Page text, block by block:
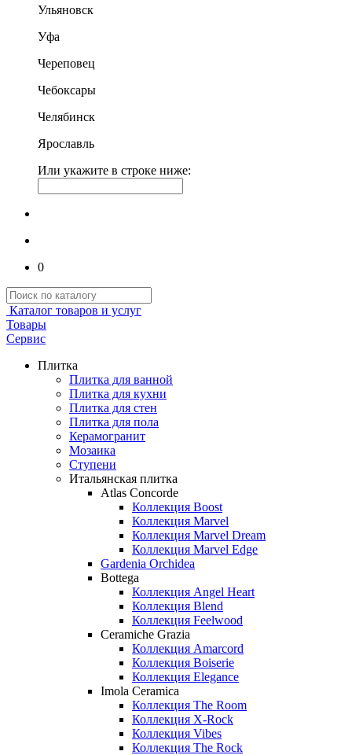
Ульяновск
Уфа
Череповец
Чебоксары
Челябинск
Ярославль
Или укажите в строке ниже:
0
Каталог товаров и услуг
Товары
Сервис
Плитка
Плитка для ванной
Плитка для кухни
Плитка для стен
Плитка для пола
Керамогранит
Мозаика
Ступени
Итальянская плитка
Atlas Concorde
Коллекция Boost
Коллекция Marvel
Коллекция Marvel Dream
Коллекция Marvel Edge
Gardenia Orchidea
Bottega
Коллекция Angel Heart
Коллекция Blend
Коллекция Feelwood
Ceramiche Grazia
Коллекция Amarcord
Коллекция Boiserie
Коллекция Elegance
Imola Ceramica
Коллекция The Room
Коллекция X-Rock
Коллекция Vibes
Коллекция The Rock